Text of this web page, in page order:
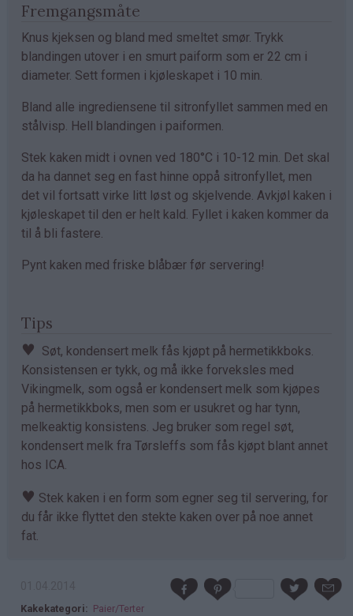
Fremgangsmåte
Knus kjeksen og bland med smeltet smør. Trykk
blandingen utover i en smurt paiform som er 22 cm i
diameter. Sett formen i kjøleskapet i 10 min.
Bland alle ingrediensene til sitronfyllet sammen med en
stålvisp. Hell blandingen i paiformen.
Stek kaken midt i ovnen ved 180°C i 10-12 min. Det skal
da ha dannet seg en fast hinne oppå sitronfyllet, men
det vil fortsatt virke litt løst og skjelvende. Avkjøl kaken i
kjøleskapet til den er helt kald. Fyllet i kaken kommer da
til å bli fastere.
Pynt kaken med friske blåbær før servering!
Tips
♥ Søt, kondensert melk fås kjøpt på hermetikkboks.
Konsistensen er tykk, og må ikke forveksles med
Vikingmelk, som også er kondensert melk som kjøpes
på hermetikkboks, men som er usukret og har tynn,
melkeaktig konsistens. Jeg bruker som regel søt,
kondensert melk fra Tørsleffs som fås kjøpt blant annet
hos ICA.
♥ Stek kaken i en form som egner seg til servering, for
du får ikke flyttet den stekte kaken over på noe annet
fat.
Kakekategori
Paier/Terter